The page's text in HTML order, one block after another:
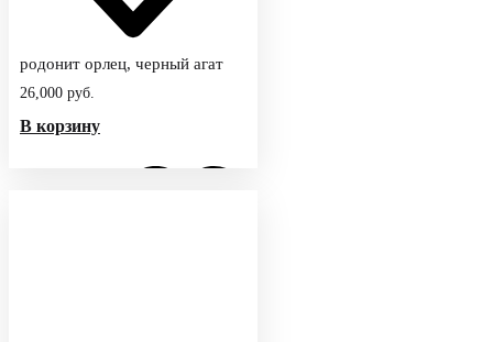
родонит орлец, черный агат
26,000 руб.
В корзину